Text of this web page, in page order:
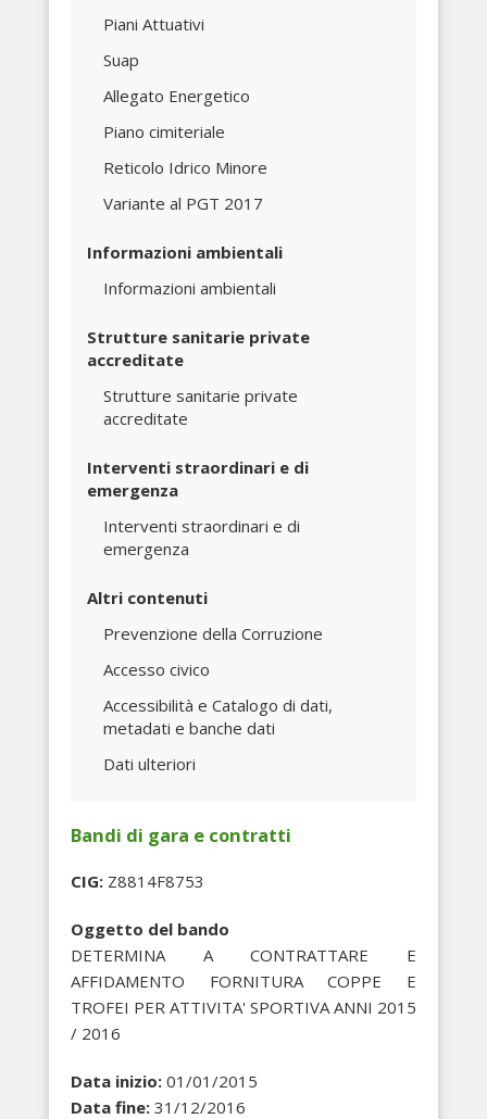
Piani Attuativi
Suap
Allegato Energetico
Piano cimiteriale
Reticolo Idrico Minore
Variante al PGT 2017
Informazioni ambientali
Informazioni ambientali
Strutture sanitarie private
accreditate
Strutture sanitarie private
accreditate
Interventi straordinari e di
emergenza
Interventi straordinari e di
emergenza
Altri contenuti
Prevenzione della Corruzione
Accesso civico
Accessibilità e Catalogo di dati,
metadati e banche dati
Dati ulteriori
Bandi di gara e contratti
CIG: Z8814F8753
Oggetto del bando
DETERMINA A CONTRATTARE E
AFFIDAMENTO FORNITURA COPPE E
TROFEI PER ATTIVITA' SPORTIVA ANNI 2015
/ 2016
Data inizio: 01/01/2015
Data fine: 31/12/2016